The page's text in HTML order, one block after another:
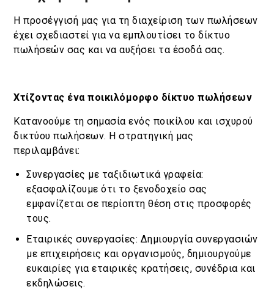
Η προσέγγισή μας για τη διαχείριση των πωλήσεων
έχει σχεδιαστεί για να εμπλουτίσει το δίκτυο
πωλήσεών σας και να αυξήσει τα έσοδά σας.
Χτίζοντας ένα ποικιλόμορφο δίκτυο πωλήσεων
Κατανοούμε τη σημασία ενός ποικίλου και ισχυρού
δικτύου πωλήσεων. Η στρατηγική μας
περιλαμβάνει:
Συνεργασίες με ταξιδιωτικά γραφεία:
εξασφαλίζουμε ότι το ξενοδοχείο σας
εμφανίζεται σε περίοπτη θέση στις προσφορές
τους.
Εταιρικές συνεργασίες: Δημιουργία συνεργασιών
με επιχειρήσεις και οργανισμούς, δημιουργούμε
ευκαιρίες για εταιρικές κρατήσεις, συνέδρια και
εκδηλώσεις.